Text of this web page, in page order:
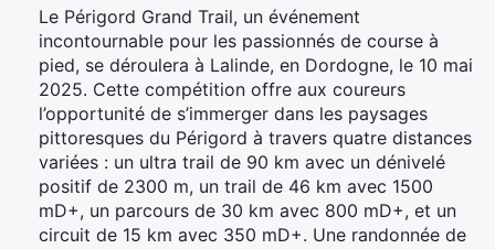
Le Périgord Grand Trail, un événement
incontournable pour les passionnés de course à
pied, se déroulera à Lalinde, en Dordogne, le 10 mai
2025. Cette compétition offre aux coureurs
l’opportunité de s’immerger dans les paysages
pittoresques du Périgord à travers quatre distances
variées : un ultra trail de 90 km avec un dénivelé
positif de 2300 m, un trail de 46 km avec 1500
mD+, un parcours de 30 km avec 800 mD+, et un
circuit de 15 km avec 350 mD+. Une randonnée de